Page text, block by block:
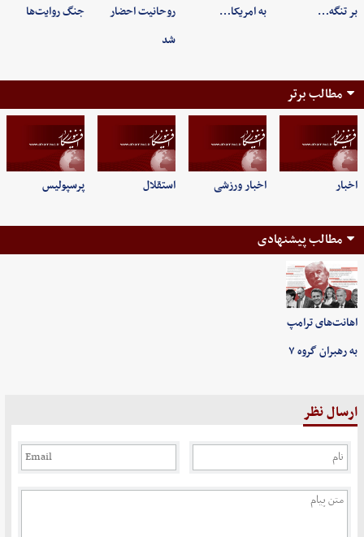
بر تنگه… به امریکا…
روحانیت احضار
شد
جنگ روایت‌ها
مطالب برتر
اخبار اخبار ورزشی استقلال پرسپولیس
مطالب پیشنهادی
اهانت‌های ترامپ
به رهبران گروه ۷
ارسال نظر